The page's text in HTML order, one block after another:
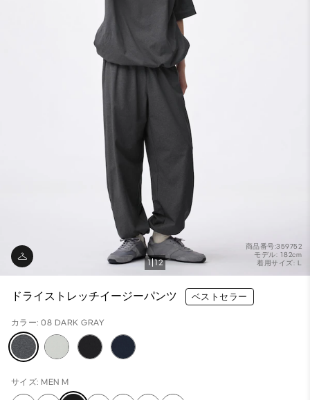
商品番号:359752
モデル: 182cm
着用サイズ: L
1 12
ドライストレッチイージーパンツ ベストセラー
カラー: 08 DARK GRAY
サイズ: MEN M